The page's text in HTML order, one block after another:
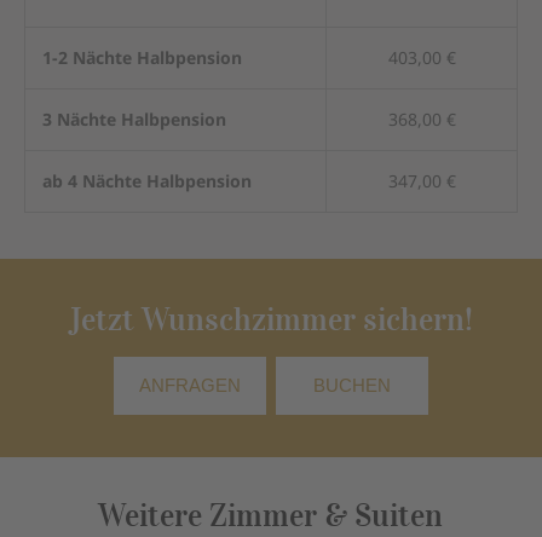
1-2 Nächte Halbpension
3 Nächte Halbpension
ab 4 Nächte Halbpension
403,00 €
368,00 €
347,00 €
Jetzt Wunschzimmer sichern!
ANFRAGEN BUCHEN
Weitere Zimmer & Suiten